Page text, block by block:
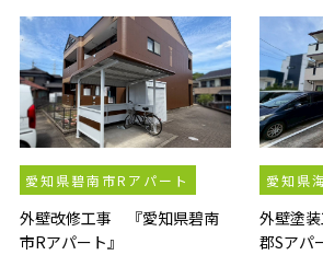
愛知県碧南市Rアパート
外壁改修工事 『愛知県碧南
市Rアパート』
愛知県
外壁塗
郡Sアパ